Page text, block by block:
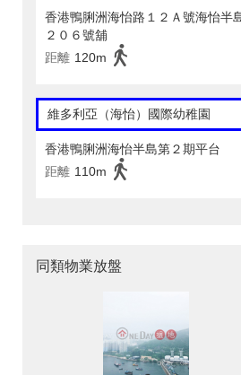
香港鴨脷洲海怡路１２Ａ號海怡半
２０６號舖
距離 120m
維多利亞（海怡）國際幼稚園
香港鴨脷洲海怡半島第２期平台
距離 110m
同類物業放盤